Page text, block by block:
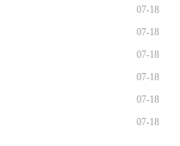
07-18
07-18
07-18
07-18
07-18
07-18